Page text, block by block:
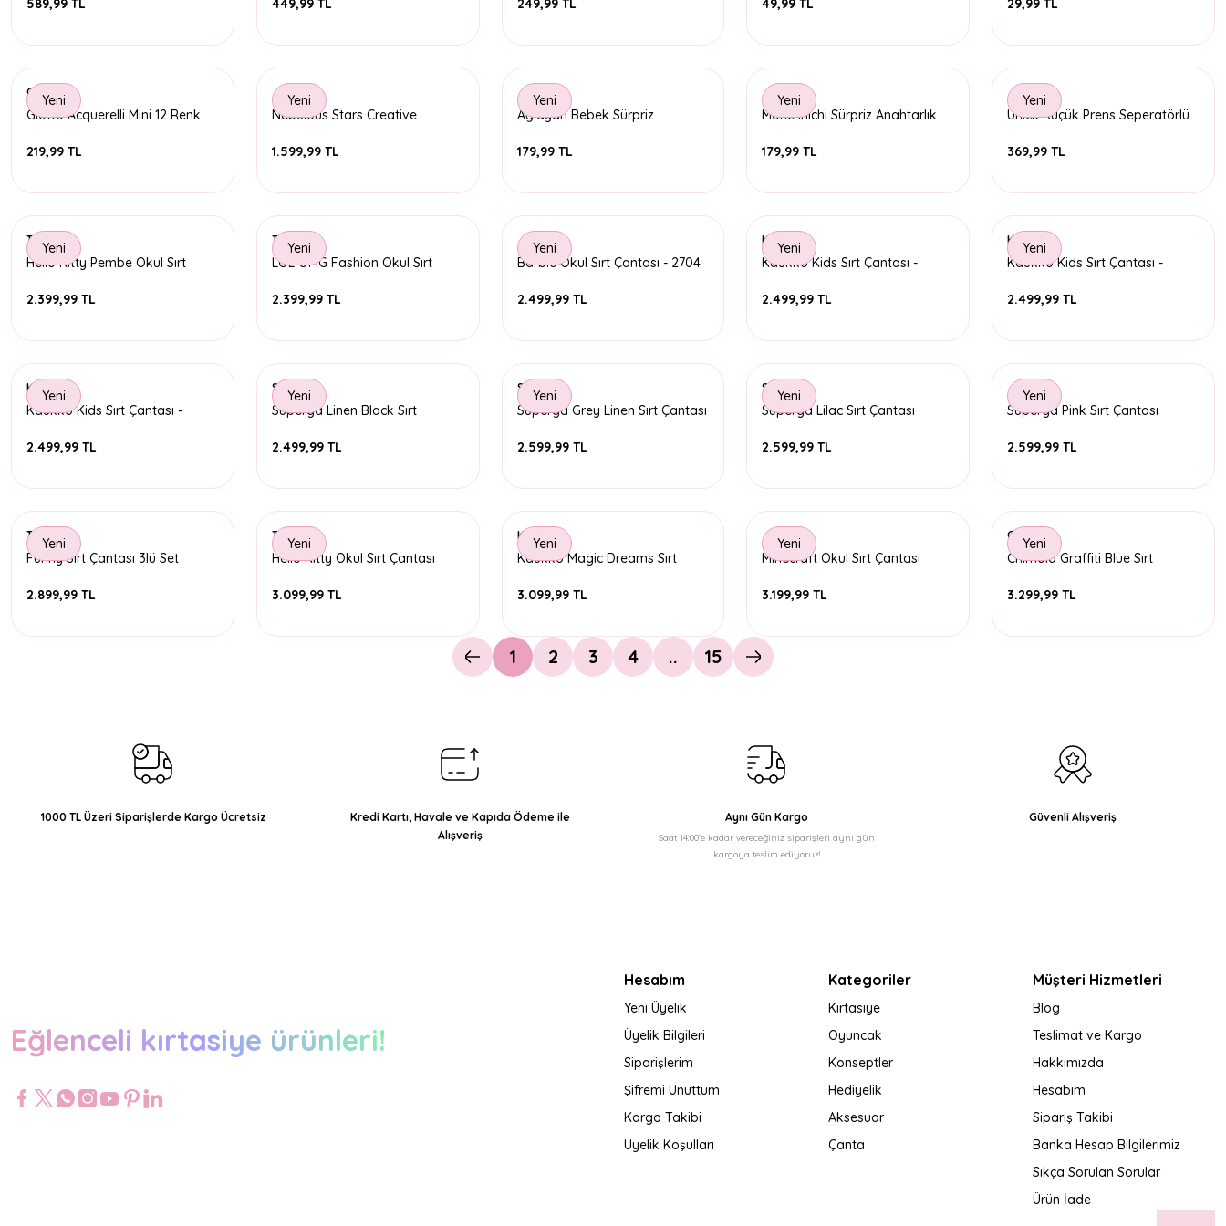
589,99 TL 449,99 TL 249,99 TL 49,99 TL 29,99 TL
Yeni
Giotto
Giotto Acquerelli Mini 12 Renk
219,99 TL
Yeni
Nebulous Stars Creative
1.599,99 TL
Yeni
Ağlayan Bebek Sürpriz
179,99 TL
Yeni
Monchhichi Sürpriz Anahtarlık
179,99 TL
Yeni
Unick Küçük Prens Seperatörlü
369,99 TL
Yeni
Timon
Hello Kitty Pembe Okul Sırt
2.399,99 TL
Yeni
Timon
LOL OMG Fashion Okul Sırt
2.399,99 TL
Yeni
Barbie Okul Sırt Çantası - 2704
2.499,99 TL
Yeni
Kaukko
Kaukko Kids Sırt Çantası -
2.499,99 TL
Yeni
Kaukko
Kaukko Kids Sırt Çantası -
2.499,99 TL
Yeni
Kaukko
Kaukko Kids Sırt Çantası -
2.499,99 TL
Yeni
Superga
Superga Linen Black Sırt
2.499,99 TL
Yeni
Superga
Superga Grey Linen Sırt Çantası
2.599,99 TL
Yeni
Superga
Superga Lilac Sırt Çantası
2.599,99 TL
Yeni
Superga Pink Sırt Çantası
2.599,99 TL
Yeni
Taros
Funny Sırt Çantası 3lü Set
2.899,99 TL
Yeni
Timon
Hello Kitty Okul Sırt Çantası
3.099,99 TL
Yeni
Kaukko
Kaukko Magic Dreams Sırt
3.099,99 TL
Yeni
Minecraft Okul Sırt Çantası
3.199,99 TL
Yeni
Chimola
Chimola Graffiti Blue Sırt
3.299,99 TL
1 2 3 4 .. 15
1000 TL Üzeri Siparişlerde Kargo Ücretsiz
Kredi Kartı, Havale ve Kapıda Ödeme ile
Alışveriş
Aynı Gün Kargo
Saat 14:00'e kadar vereceğiniz siparişleri aynı gün
kargoya teslim ediyoruz!
Güvenli Alışveriş
Eğlenceli kırtasiye ürünleri!
Hesabım
Yeni Üyelik
Üyelik Bilgileri
Siparişlerim
Şifremi Unuttum
Kargo Takibi
Üyelik Koşulları
Kategoriler
Kırtasiye
Oyuncak
Konseptler
Hediyelik
Aksesuar
Çanta
Müşteri Hizmetleri
Blog
Teslimat ve Kargo
Hakkımızda
Hesabım
Sipariş Takibi
Banka Hesap Bilgilerimiz
Sıkça Sorulan Sorular
Ürün İade